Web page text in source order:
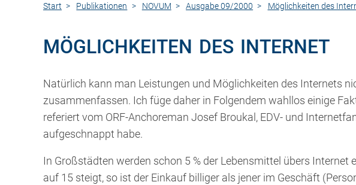
Start Publikationen NOVUM Ausgabe 09/2000 Möglichkeiten des
MÖGLICHKEITEN DES INTERNET
Natürlich kann man Leistungen und Möglichkeiten des Internets
zusammenfassen. Ich füge daher in Folgendem wahllos einige
referiert vom ORF-Anchoreman Josef Broukal, EDV- und
aufgeschnappt habe.
In Großstädten werden schon 5 % der Lebensmittel übers Internet
auf 15 steigt, so ist der Einkauf billiger als jener im Geschäft